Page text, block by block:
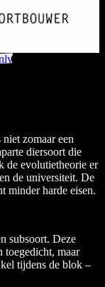
zomaar een
diersoort die
de evolutietheorie er
de universiteit. De
minder harde eisen.
subsoort. Deze
toegedicht, maar
tijdens de blok –